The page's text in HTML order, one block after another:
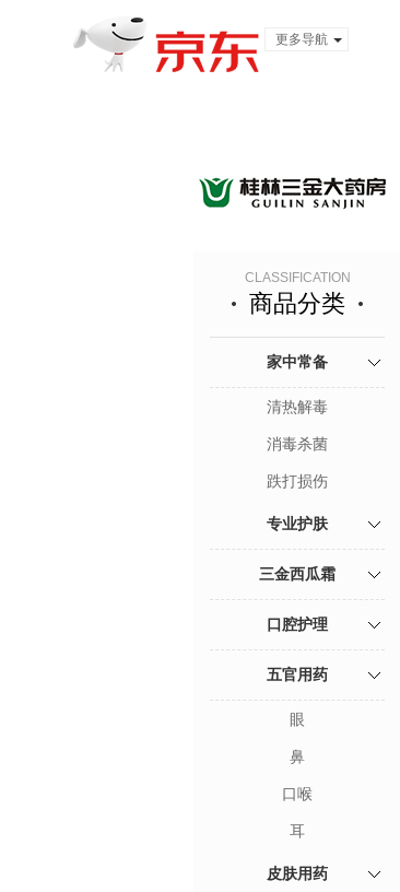
更多导航
CLASSIFICATION
商品分类
家中常备
清热解毒
消毒杀菌
跌打损伤
专业护肤
三金西瓜霜
口腔护理
五官用药
眼
鼻
口喉
耳
皮肤用药